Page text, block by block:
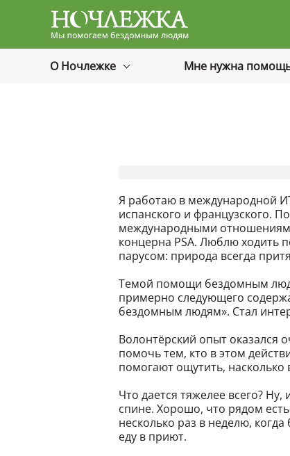
Баннер
О Ночлежке Мне нужна
Я работаю в международной
испанского и французского.
международными
концерна PSA. Люблю ходить
парусом: природа всегда
Темой помощи бездомным
примерно следующего
бездомным людям». Стал
Волонтёрский опыт оказался
помочь тем, кто в этом
помогают ощутить,
Что дается тяжелее всего?
спине. Хорошо, что рядом
несколько раз в неделю,
еду в приют.